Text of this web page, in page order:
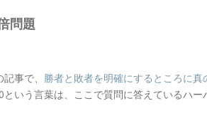
問題
事で、 勝者と敗者を明確にするところに
いう言葉は、ここで質問に答えているハ